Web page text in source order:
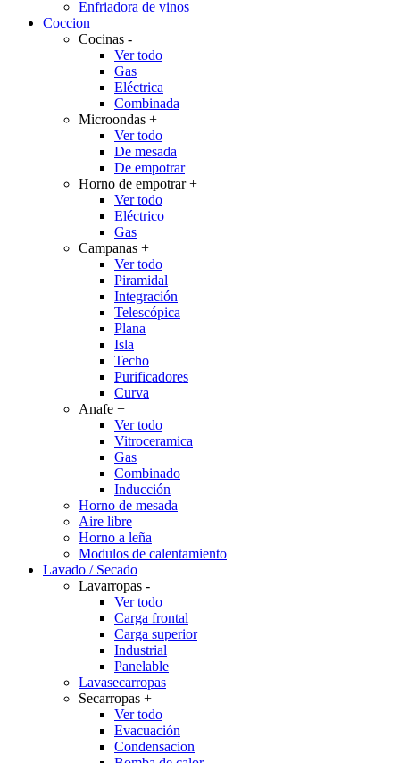
Enfriadora de vinos
Coccion
Cocinas -
Ver todo
Gas
Eléctrica
Combinada
Microondas +
Ver todo
De mesada
De empotrar
Horno de empotrar+
Ver todo
Eléctrico
Gas
Campanas +
Ver todo
Piramidal
Integración
Telescópica
Plana
Isla
Techo
Purificadores
Curva
Anafe +
Ver todo
Vitroceramica
Gas
Combinado
Inducción
Horno de mesada
Aire libre
Horno a leña
Modulos de calentamiento
Lavado / Secado
Lavarropas -
Ver todo
Carga frontal
Carga superior
Industrial
Panelable
Lavasecarropas
Secarropas +
Ver todo
Evacuación
Condensacion